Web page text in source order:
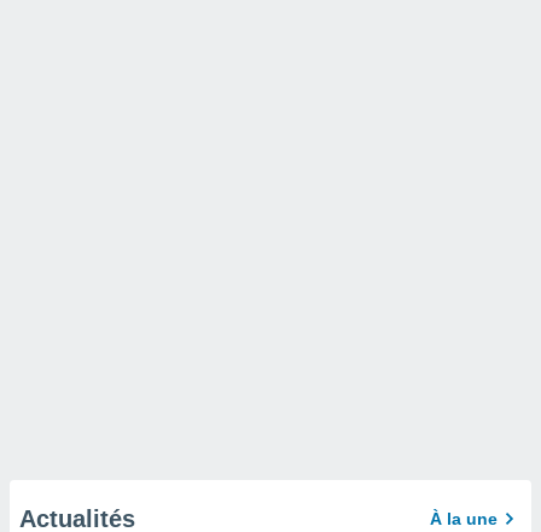
Actualités À la une